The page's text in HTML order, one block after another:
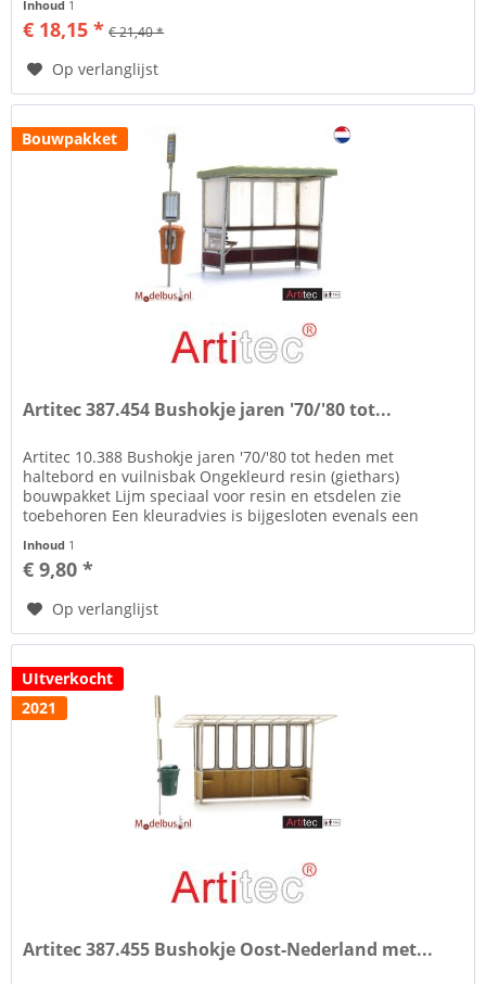
Inhoud 1
€ 18,15 * € 21,40 *
Op verlanglijst
Bouwpakket
Artitec 387.454 Bushokje jaren '70/'80 tot...
Artitec 10.388 Bushokje jaren '70/'80 tot heden met
haltebord en vuilnisbak Ongekleurd resin (giethars)
bouwpakket Lijm speciaal voor resin en etsdelen zie
toebehoren Een kleuradvies is bijgesloten evenals een
Inhoud 1
€ 9,80 *
Op verlanglijst
UItverkocht
2021
Artitec 387.455 Bushokje Oost-Nederland met...